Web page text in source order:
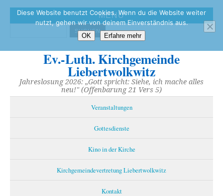
MENÜ
Ev.-Luth. Kirchgemeinde
Liebertwolkwitz
Jahreslosung 2026: „Gott spricht: Siehe, ich mache alles
neu!" (Offenbarung 21 Vers 5)
Veranstaltungen
Gottesdienste
Kino in der Kirche
Kirchgemeindevertretung Liebertwolkwitz
Kontakt
Diese Website benutzt Cookies. Wenn du die Website weiter
nutzt, gehen wir von deinem Einverständnis aus.
OK Erfahre mehr